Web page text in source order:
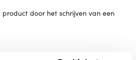
door het schrijven van een